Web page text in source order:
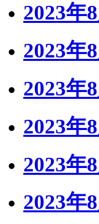
2023年
2023年
2023年
2023年
2023年
2023年